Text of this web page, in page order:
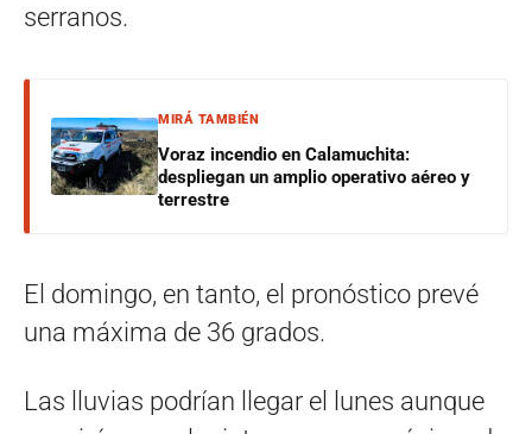
serranos.
MIRÁ TAMBIÉN
Voraz incendio en Calamuchita:
despliegan un amplio operativo aéreo y
terrestre
El domingo, en tanto, el pronóstico prevé
una máxima de 36 grados.
Las lluvias podrían llegar el lunes aunque